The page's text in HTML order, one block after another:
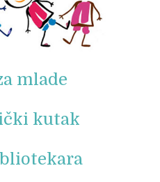
mlade
kutak